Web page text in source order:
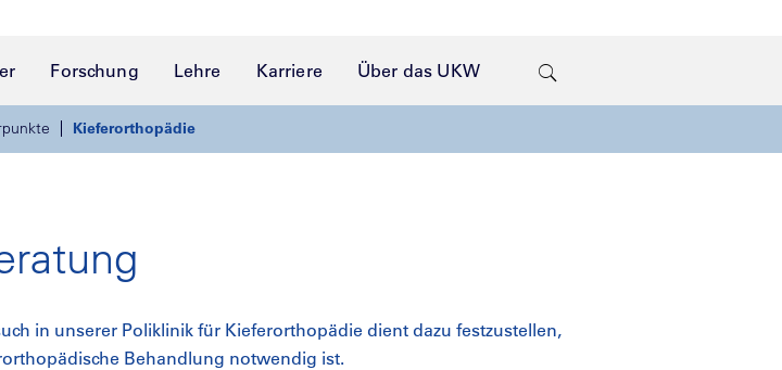
Forschung Lehre Karriere Über das UKW
Kieferorthopädie
in unserer Poliklinik für Kieferorthopädie dient dazu festzustellen,
Behandlung notwendig ist.